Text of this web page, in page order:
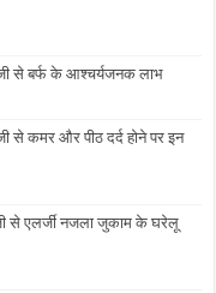
जी से बर्फ के आश्चर्यजनक लाभ
से कमर और पीठ दर्द होने पर इन
से एलर्जी नजला जुकाम के घरेलू